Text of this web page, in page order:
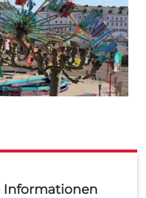
Informationen